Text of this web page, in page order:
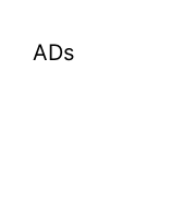
ADs